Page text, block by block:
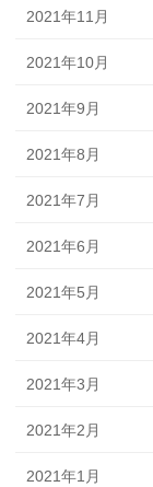
2021年11月
2021年10月
2021年9月
2021年8月
2021年7月
2021年6月
2021年5月
2021年4月
2021年3月
2021年2月
2021年1月